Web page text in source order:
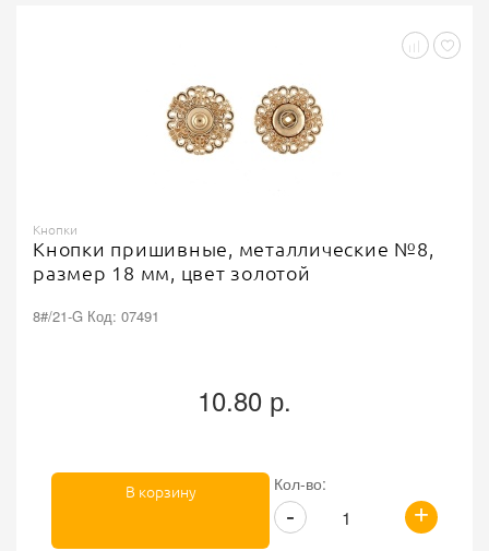
Кнопки
Кнопки пришивные, металлические №8,
размер 18 мм, цвет золотой
8#/21-G Код: 07491
10.80 р.
Кол-во:
+
-
В корзину